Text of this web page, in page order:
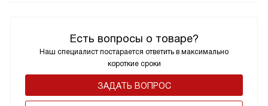
Есть вопросы о товаре?
Наш специалист постарается ответить в максимально
короткие сроки
ЗАДАТЬ ВОПРОС